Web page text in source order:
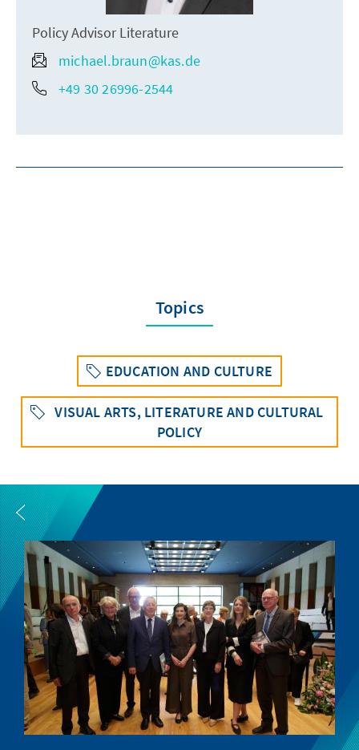
Policy Advisor Literature
michael.braun@kas.de
+49 30 26996-2544
Topics
EDUCATION AND CULTURE
VISUAL ARTS, LITERATURE AND CULTURAL
POLICY